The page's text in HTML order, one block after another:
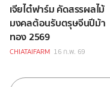
เจียไต๋ฟาร์ม คัดสรรผลไม้
มงคลต้อนรับตรุษจีนปีม้า
ทอง 2569
CHIATAIFARM 16 ก.พ. 69